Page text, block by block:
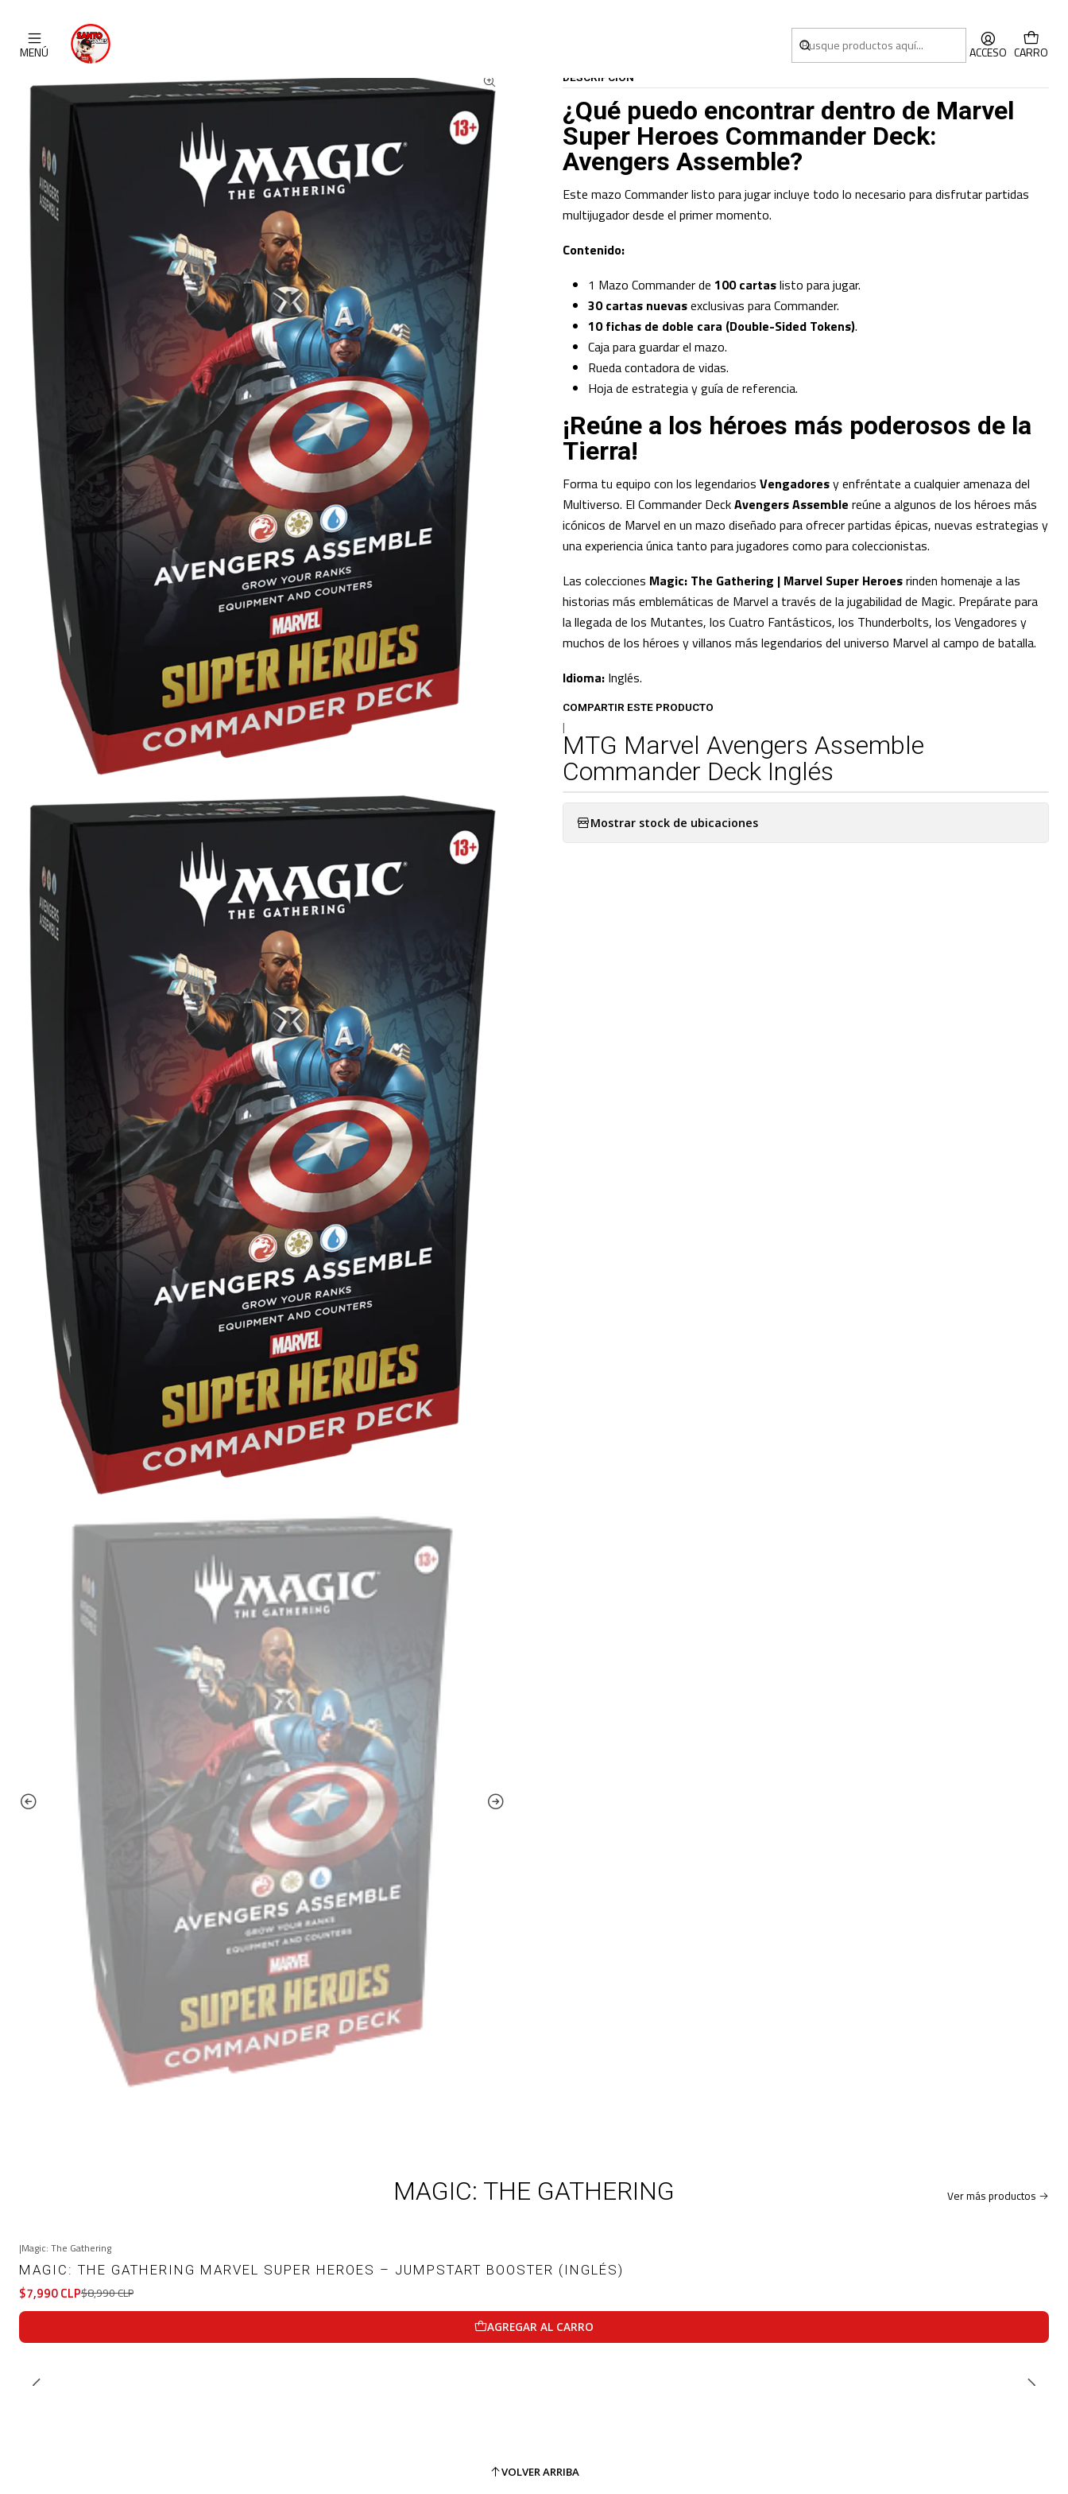
MENÚ ACCESO CARRO
DESCRIPCIÓN
¿Qué puedo encontrar dentro de Marvel
Super Heroes Commander Deck:
Avengers Assemble?
Este mazo Commander listo para jugar incluye todo lo necesario para disfrutar partidas
multijugador desde el primer momento.
Contenido:
1 Mazo Commander de 100 cartaslisto para jugar.
30 cartas nuevasexclusivas para Commander.
10 fichas de doble cara (Double-Sided Tokens).
Caja para guardar el mazo.
Rueda contadora de vidas.
Hoja de estrategia y guía de referencia.
¡Reúne a los héroes más poderosos de la
Tierra!
Forma tu equipo con los legendarios Vengadoresy enfréntate a cualquier amenaza del
Multiverso. El Commander DeckAvengers Assemble reúne a algunos de los héroes más
icónicos de Marvel en un mazo diseñado para ofrecer partidas épicas, nuevas estrategias y
una experiencia única tanto para jugadores como para coleccionistas.
Las colecciones Magic: The Gathering | Marvel Super Heroesrinden homenaje a las
historias más emblemáticas de Marvel a través de la jugabilidad de Magic. Prepárate para
la llegada de los Mutantes, los Cuatro Fantásticos, los Thunderbolts, los Vengadores y
muchos de los héroes y villanos más legendarios del universo Marvel al campo de batalla.
Idioma: Inglés.
COMPARTIR ESTE PRODUCTO
|
MTG Marvel Avengers Assemble
Commander Deck Inglés
Mostrar stock de ubicaciones
MAGIC: THE GATHERING Ver más productos
|Magic: The Gathering
MAGIC: THE GATHERING MARVEL SUPER HEROES – JUMPSTART BOOSTER (INGLÉS)
$7,990 CLP$8,990 CLP
AGREGAR AL CARRO
VOLVER ARRIBA